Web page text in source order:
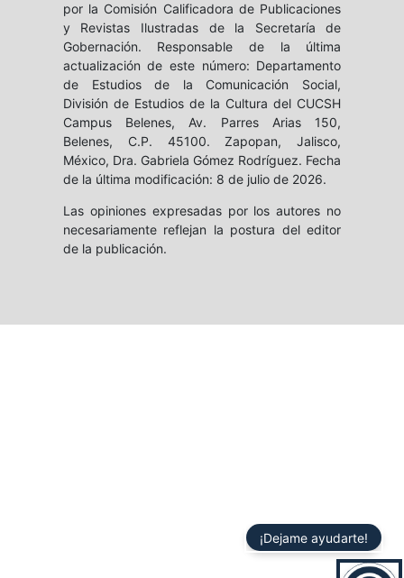
por la Comisión Calificadora de Publicaciones
y Revistas Ilustradas de la Secretaría de
Gobernación. Responsable de la última
actualización de este número: Departamento
de Estudios de la Comunicación Social,
División de Estudios de la Cultura del CUCSH
Campus Belenes, Av. Parres Arias 150,
Belenes, C.P. 45100. Zapopan, Jalisco,
México, Dra. Gabriela Gómez Rodríguez. Fecha
de la última modificación: 8 de julio de 2026.
Las opiniones expresadas por los autores no
necesariamente reflejan la postura del editor
de la publicación.
¡Dejame ayudarte!